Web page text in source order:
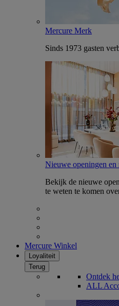
Mercure Merk
Sinds 1973 gasten
Nieuwe openingen en
Bekijk de nieuwe
te weten te komen
Mercure Winkel
Loyaliteit
Terug
Ontdek
ALL